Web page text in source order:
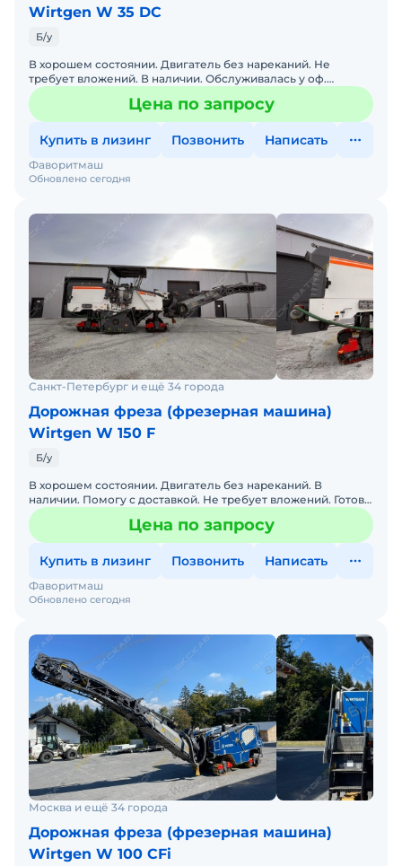
Wirtgen W 35 DC
Б/у
В хорошем состоянии. Двигатель без нареканий. Не
требует вложений. В наличии. Обслуживалась у оф.
дилера. Готова к эксплуатации.
Цена по запросу
Купить в лизинг Позвонить Написать
Обновлено сегодня
Фаворитмаш
Санкт-Петербург и ещё 34 города
Дорожная фреза (фрезерная машина)
Wirtgen W 150 F
Б/у
В хорошем состоянии. Двигатель без нареканий. В
наличии. Помогу с доставкой. Не требует вложений. Готова
к эксплуатации. Обслуживалась у оф. дилера.
Цена по запросу
Купить в лизинг Позвонить Написать
Обновлено сегодня
Фаворитмаш
Москва и ещё 34 города
Дорожная фреза (фрезерная машина)
Wirtgen W 100 CFi